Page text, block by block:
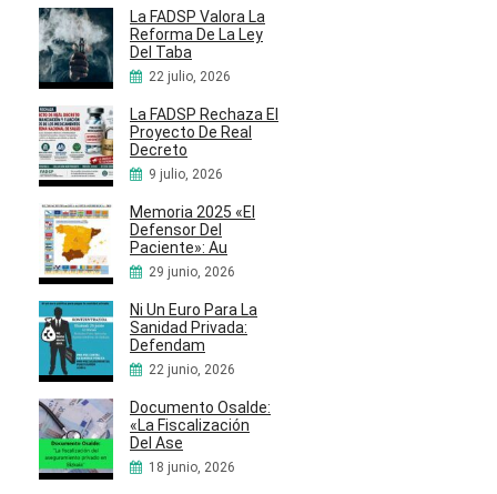
La FADSP Valora La
Reforma De La Ley
Del Taba
22 julio, 2026
La FADSP Rechaza El
Proyecto De Real
Decreto
9 julio, 2026
Memoria 2025 «El
Defensor Del
Paciente»: Au
29 junio, 2026
Ni Un Euro Para La
Sanidad Privada:
Defendam
22 junio, 2026
Documento Osalde:
«La Fiscalización
Del Ase
18 junio, 2026